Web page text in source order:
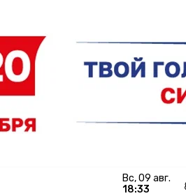
вс, 09 авг.
18:33